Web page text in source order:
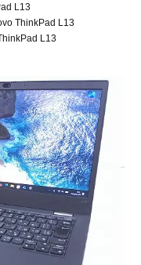
L13
ThinkPad L13
L13